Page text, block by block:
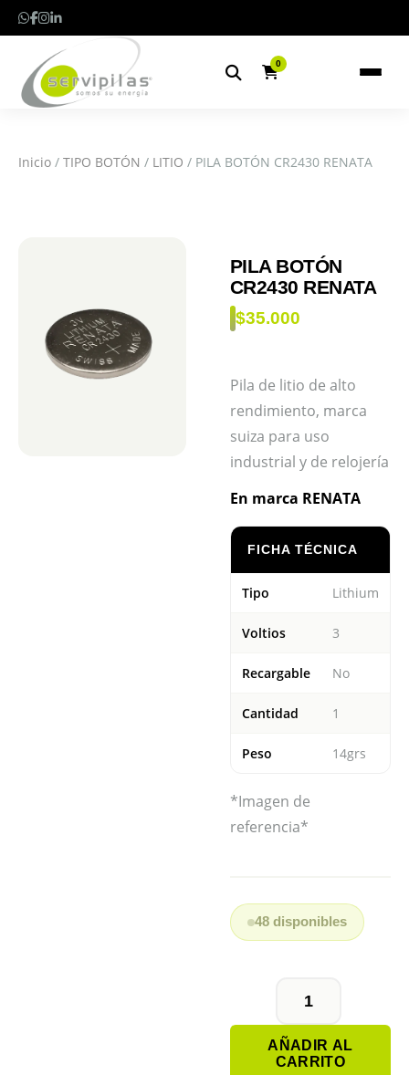
0
Inicio / TIPO BOTÓN / LITIO / PILA BOTÓN CR2430 RENATA
PILA BOTÓN
CR2430 RENATA
$35.000
Pila de litio de alto
rendimiento, marca
suiza para uso
industrial y de relojería
En marca RENATA
FICHA TÉCNICA
Tipo Lithium
Voltios 3
Recargable No
Cantidad 1
Peso 14grs
*Imagen de
referencia*
48 disponibles
PILA
BOTÓN
CR2430
RENATA
AÑADIR AL
CARRITO